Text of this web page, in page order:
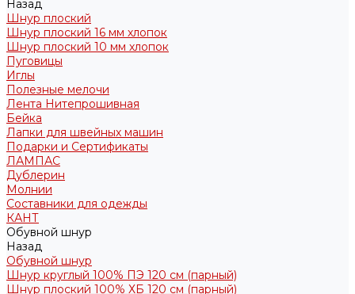
Назад
Шнур плоский
Шнур плоский 16 мм хлопок
Шнур плоский 10 мм хлопок
Пуговицы
Иглы
Полезные мелочи
Лента Нитепрошивная
Бейка
Лапки для швейных машин
Подарки и Сертификаты
ЛАМПАС
Дублерин
Молнии
Составники для одежды
КАНТ
Обувной шнур
Назад
Обувной шнур
Шнур круглый 100% ПЭ 120 см (парный)
Шнур плоский 100% ХБ 120 см (парный)